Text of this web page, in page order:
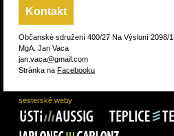
Kontakt
Občanské sdružení 400/27 Na Výsluní 2098/
MgA. Jan Vaca
jan.vaca@gmail.com
Stránka na Facebooku
sesterské weby